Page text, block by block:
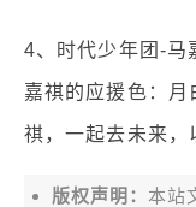
4、时代少年团-马
嘉祺的应援色：月
祺，一起去未来，
版权声明： 本站